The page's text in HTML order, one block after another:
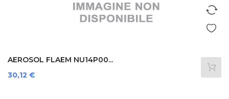
AEROSOL FLAEM NU14P00...
Prezzo
30,12 €